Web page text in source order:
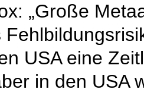
„Große
USA eine
in den USA